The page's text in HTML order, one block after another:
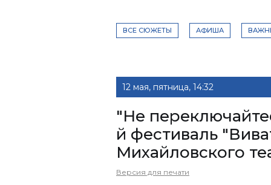
ВСЕ СЮЖЕТЫ АФИША
12 мая, пятница, 14:32
"Не
й фестиваль
Михайловского
Версия для печати